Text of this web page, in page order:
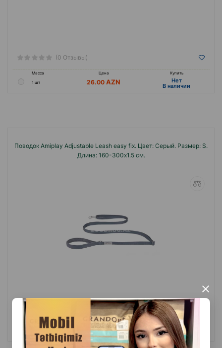
×
(0 Отзывы)
Масса Цена
Купить
1 шт
26.00 Hет
B наличии
Поводок Amiplay Adjustable Leash easy fix. Цвет: Серый. Размер: S.
Длина: 160-300x1.5 см.
Масса Цена
Купить
18.50 Hет
B наличии